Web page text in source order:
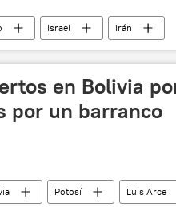
Israel Irán
en Bolivia
por un barranco
Potosí Luis Arce